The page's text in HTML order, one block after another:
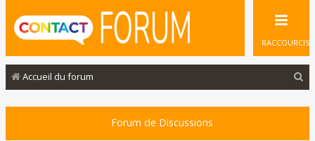
RACCOURCIS
Accueil du forum
Forum de Discussions